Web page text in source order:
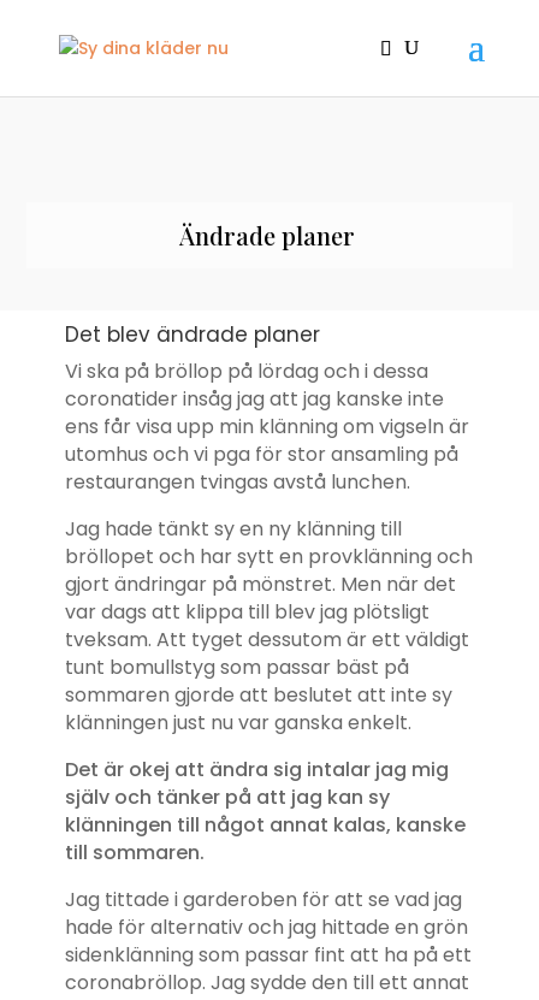
Ändrade planer
Det blev ändrade planer
Vi ska på bröllop på lördag och i dessa
coronatider insåg jag att jag kanske inte
ens får visa upp min klänning om vigseln är
utomhus och vi pga för stor ansamling på
restaurangen tvingas avstå lunchen.
Jag hade tänkt sy en ny klänning till
bröllopet och har sytt en provklänning och
gjort ändringar på mönstret. Men när det
var dags att klippa till blev jag plötsligt
tveksam. Att tyget dessutom är ett väldigt
tunt bomullstyg som passar bäst på
sommaren gjorde att beslutet att inte sy
klänningen just nu var ganska enkelt.
Det är okej att ändra sig intalar jag mig
själv och tänker på att jag kan sy
klänningen till något annat kalas, kanske
till sommaren.
Jag tittade i garderoben för att se vad jag
hade för alternativ och jag hittade en grön
sidenklänning som passar fint att ha på ett
coronabröllop. Jag sydde den till ett annat